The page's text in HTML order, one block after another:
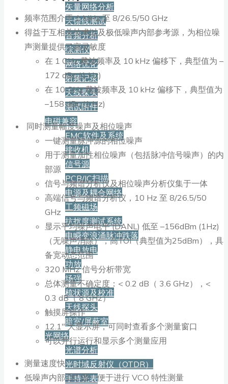
矢量网络分析
天馈线测试
音频分析
综测仪
网络优化
射频记录
天线探头
测试附件
电磁兼容
EMC软件及系统
接收机
信号源
PCB/IC扫描
电源及耦合网络
工频磁场
抗扰度测试系统
电瞬变浪涌脉冲跌落
静电放电
功放
场强
梳状源及校准
天线探头
暗室/屏蔽室
光网络
光谱分析
光时域反射仪（OTDR）
手持光表
频率范围介于 1 MHz 至 8/26.5/50 GHz
得益于互相关技术以及极低噪声内部参考源，为相位噪
声测量提供了高灵敏度
在 1 GHz 载波频率及 10 kHz 偏移下，典型值为 –
172 dBc (1 Hz)
在 10 GHz 载波频率及 10 kHz 偏移下，典型值为
–158 dBc (1 Hz)
同时测量幅度噪声及相位噪声
一键测量脉冲源的相位噪声
用于测量加性相位噪声（包括脉冲信号噪声）的内
部源
信号与频谱分析仪及相位噪声分析仪集于一体
高端信号与频谱分析仪，10 Hz 至 8/26.5/50
GHz
显示平均噪声电平 (DANL) 低至 –156dBm (1Hz)
（无噪声消除），高TOI（典型值为25dBm），具
备宽动态范围
320 MHz 信号分析带宽
总体测量不确定度：< 0.2 dB（ 3.6 GHz），<
0.3 dB（ 8 GHz）
触摸屏操作
12.1″ 大显示屏，可同时查看多个测量窗口
可以并行运行和显示多个测量应用
测量速度快
低噪声内部 DC 源，便于进行 VCO 特性测量